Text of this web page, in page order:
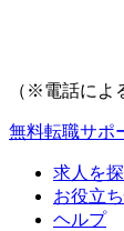
（※電話によ
無料転職サポ
求人を
お役立
ヘルプ